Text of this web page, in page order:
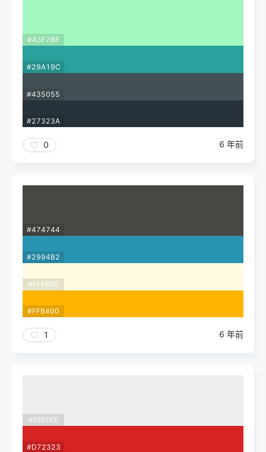
#A3F7BF
#29A19C
#435055
#27323A
0 6 年前
#474744
#2994B2
#FFFBE0
#FFB400
1 6 年前
#EEEEEE
#D72323